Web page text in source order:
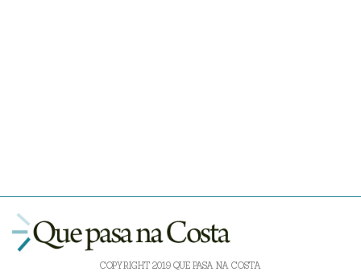
COPYRIGHT 2019 QUE PASA NA COSTA